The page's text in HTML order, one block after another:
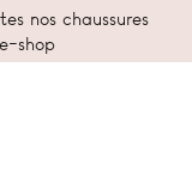
nos chaussures
shop